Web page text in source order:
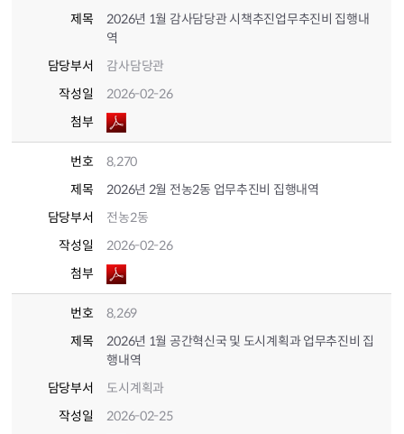
제목
2026년 1월 감사담당관 시책추진업무추진비 집행내
역
담당부서
감사담당관
작성일
2026-02-26
첨부
번호
8,270
제목
2026년 2월 전농2동 업무추진비 집행내역
담당부서
전농2동
작성일
2026-02-26
첨부
번호
8,269
제목
2026년 1월 공간혁신국 및 도시계획과 업무추진비 집
행내역
담당부서
도시계획과
작성일
2026-02-25